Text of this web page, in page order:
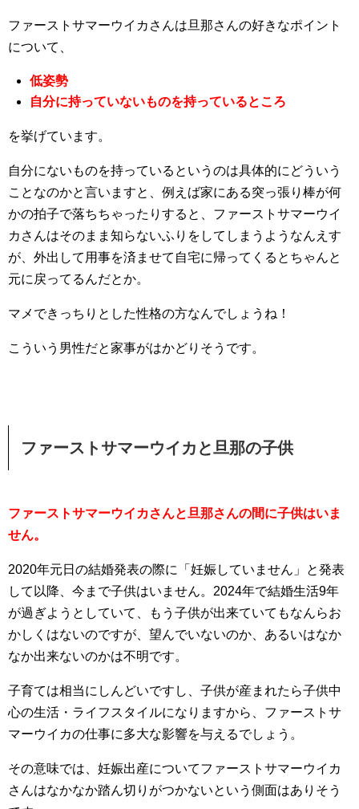
ファーストサマーウイカさんは旦那さんの好きなポイント
について、
低姿勢
自分に持っていないものを持っているところ
を挙げています。
自分にないものを持っているというのは具体的にどういう
ことなのかと言いますと、例えば家にある突っ張り棒が何
かの拍子で落ちちゃったりすると、ファーストサマーウイ
カさんはそのまま知らないふりをしてしまうようなんえす
が、外出して用事を済ませて自宅に帰ってくるとちゃんと
元に戻ってるんだとか。
マメできっちりとした性格の方なんでしょうね！
こういう男性だと家事がはかどりそうです。
ファーストサマーウイカと旦那の子供
ファーストサマーウイカさんと旦那さんの間に子供はいま
せん。
2020年元日の結婚発表の際に「妊娠していません」と発表
して以降、今まで子供はいません。2024年で結婚生活9年
が過ぎようとしていて、もう子供が出来ていてもなんらお
かしくはないのですが、望んでいないのか、あるいはなか
なか出来ないのかは不明です。
子育ては相当にしんどいですし、子供が産まれたら子供中
心の生活・ライフスタイルになりますから、ファーストサ
マーウイカの仕事に多大な影響を与えるでしょう。
その意味では、妊娠出産についてファーストサマーウイカ
さんはなかなか踏ん切りがつかないという側面はありそう